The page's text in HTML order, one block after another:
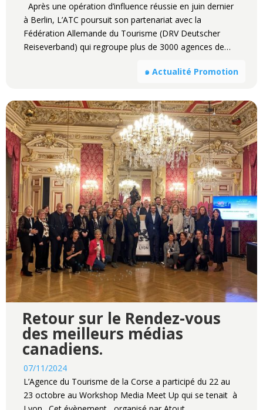
Après une opération d’influence réussie en juin dernier
à Berlin, L’ATC poursuit son partenariat avec la
Fédération Allemande du Tourisme (DRV Deutscher
Reiseverband) qui regroupe plus de 3000 agences de…
๑ Actualité Promotion
Retour sur le Rendez-vous
des meilleurs médias
canadiens.
07/11/2024
L’Agence du Tourisme de la Corse a participé du 22 au
23 octobre au Workshop Media Meet Up qui se tenait à